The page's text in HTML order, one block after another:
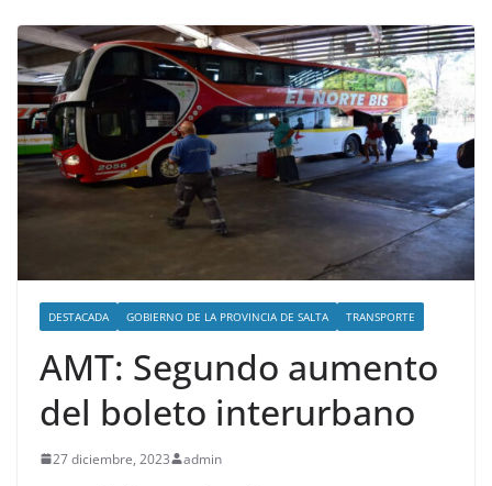
DESTACADA GOBIERNO DE LA PROVINCIA DE SALTA TRANSPORTE
AMT: Segundo aumento
del boleto interurbano
27 diciembre, 2023 admin